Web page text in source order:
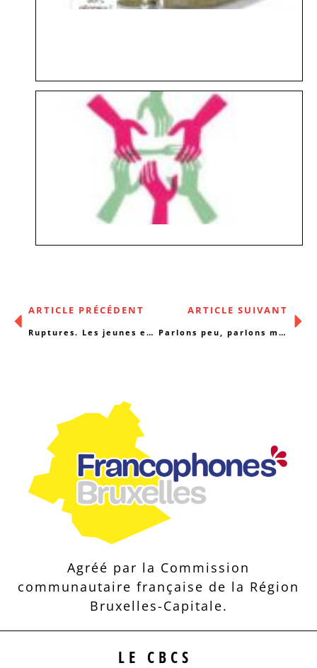
ARTICLE PRÉCÉDENT
Ruptures. Les jeunes en parlent
ARTICLE SUIVANT
Parlons peu, parlons money
Agréé par la Commission
communautaire française de la Région
Bruxelles-Capitale.
LE CBCS